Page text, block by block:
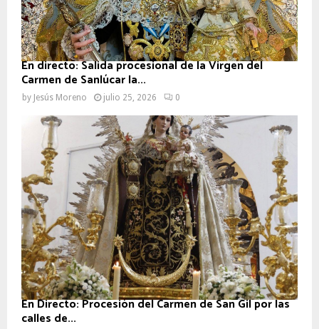
En directo: Salida procesional de la Virgen del
Carmen de Sanlúcar la...
by Jesús Moreno julio 25, 2026 0
En Directo: Procesión del Carmen de San Gil por las
calles de...